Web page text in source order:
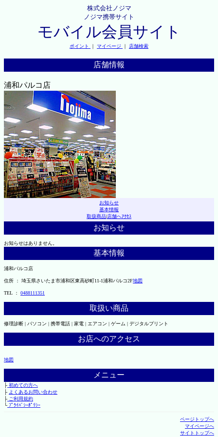
株式会社ノジマ
ノジマ携帯サイト
モバイル会員サイト
ポイント ｜ マイページ ｜ 店舗検索
店舗情報
浦和パルコ店
お知らせ
基本情報
取扱商品|店舗へｱｸｾｽ
お知らせ
お知らせはありません。
基本情報
浦和パルコ店
住所 ： 埼玉県さいたま市浦和区東高砂町11-1浦和パルコ2F地図
TEL ： 0488111351
取扱い商品
修理診断 | パソコン | 携帯電話 | 家電 | エアコン | ゲーム | デジタルプリント
お店へのアクセス
地図
メニュー
├初めての方へ
├ よくあるお問い合わせ
├ご利用規約
└ﾌﾟﾗｲﾊﾞｼｰﾎﾟﾘｼｰ
ページトップへ
マイページへ
サイトトップへ